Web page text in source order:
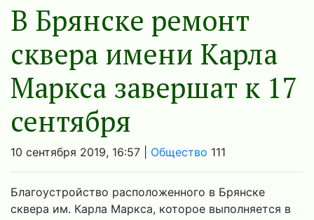
В Брянске ремонт
сквера имени Карла
Маркса завершат к 17
сентября
10 сентября 2019, 16:57 | Общество 111
Благоустройство расположенного в Брянске
сквера им. Карла Маркса, которое выполняется в